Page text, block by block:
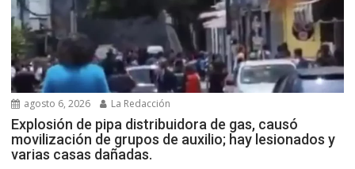
agosto 6, 2026 La Redacción
Explosión de pipa distribuidora de gas, causó
movilización de grupos de auxilio; hay lesionados y
varias casas dañadas.